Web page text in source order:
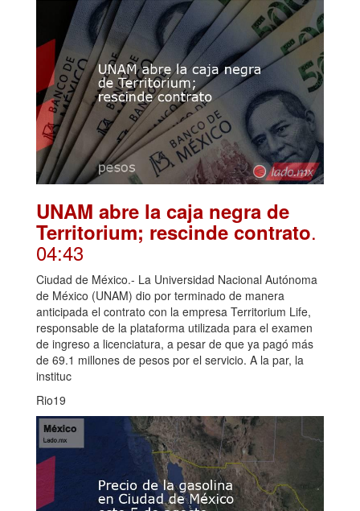
UNAM abre la caja negra de
Territorium; rescinde contrato.
04:43
Ciudad de México.- La Universidad Nacional Autónoma
de México (UNAM) dio por terminado de manera
anticipada el contrato con la empresa Territorium Life,
responsable de la plataforma utilizada para el examen
de ingreso a licenciatura, a pesar de que ya pagó más
de 69.1 millones de pesos por el servicio. A la par, la
instituc
Rio19